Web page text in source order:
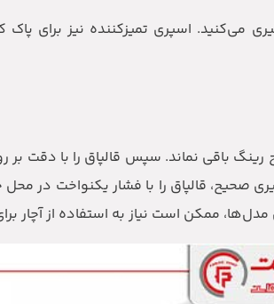
اسپری تمیزکننده نیز برای پاک
رینگ باقی نماند. سپس قالپاق را با دقت
صحیح، قالپاق را با فشار یکنواخت در
ممکن است نیاز به استفاده از آچار